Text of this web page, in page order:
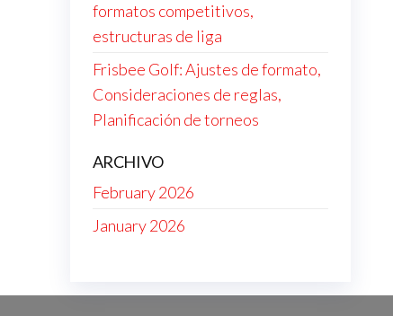
formatos competitivos,
estructuras de liga
Frisbee Golf: Ajustes de formato,
Consideraciones de reglas,
Planificación de torneos
ARCHIVO
February 2026
January 2026